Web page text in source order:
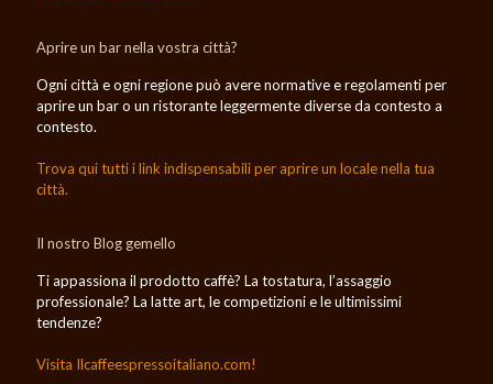
Aprire un bar nella vostra città?
Ogni città e ogni regione può avere normative e regolamenti per
aprire un bar o un ristorante leggermente diverse da contesto a
contesto.
Trova qui tutti i link indispensabili per aprire un locale nella tua
città.
Il nostro Blog gemello
Ti appassiona il prodotto caffè? La tostatura, l’assaggio
professionale? La latte art, le competizioni e le ultimissimi
tendenze?
Visita Ilcaffeespressoitaliano.com!